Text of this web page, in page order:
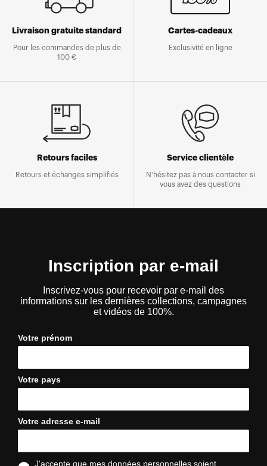
Livraison gratuite standard
Pour les commandes de plus de
100 €
Cartes-cadeaux
Exclusivité en ligne
Retours faciles
Retours et échanges simplifiés
Service clientèle
N'hésitez pas à nous contacter si
vous avez des questions
Inscription par e-mail
Inscrivez-vous pour recevoir par e-mail des
informations sur les dernières collections, campagnes
et vidéos de 100%.
Votre prénom
Votre pays
Votre adresse e-mail
J'accepte que mes données personnelles soient